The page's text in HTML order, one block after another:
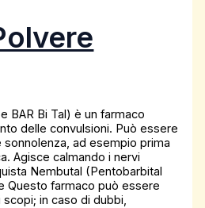
BAR Bi Tal) è un farmaco
delle convulsioni. Può essere
ad esempio prima
Agisce calmando i nervi
Nembutal (Pentobarbital
Questo farmaco può essere
in caso di dubbi,